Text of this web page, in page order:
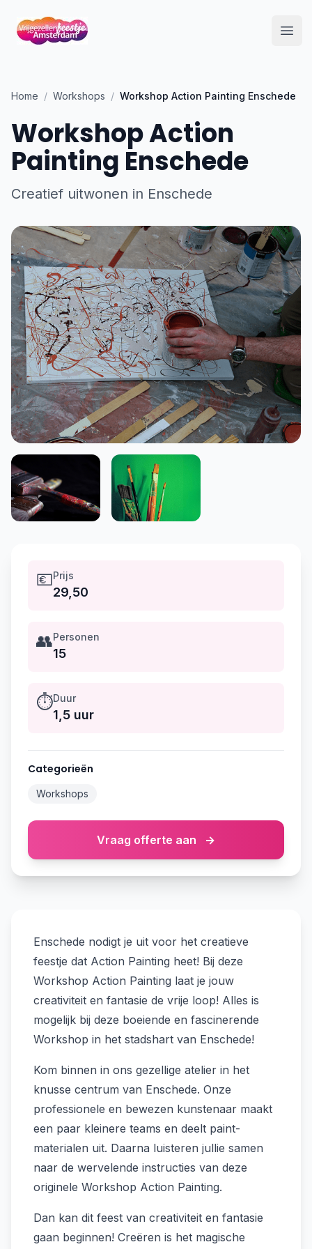
Home / Workshops / Workshop Action Painting Enschede
Workshop Action
Painting Enschede
Creatief uitwonen in Enschede
💶Prijs
29,50
👥Personen
15
⏱️Duur
1,5 uur
Categorieën
Workshops
Vraag offerte aan →
Enschede nodigt je uit voor het creatieve
feestje dat Action Painting heet! Bij deze
Workshop Action Painting laat je jouw
creativiteit en fantasie de vrije loop! Alles is
mogelijk bij deze boeiende en fascinerende
Workshop in het stadshart van Enschede!
Kom binnen in ons gezellige atelier in het
knusse centrum van Enschede. Onze
professionele en bewezen kunstenaar maakt
een paar kleinere teams en deelt paint-
materialen uit. Daarna luisteren jullie samen
naar de wervelende instructies van deze
originele Workshop Action Painting.
Dan kan dit feest van creativiteit en fantasie
gaan beginnen! Creëren is het magische